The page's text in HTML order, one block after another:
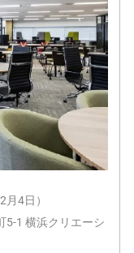
4日）
5-1 横浜クリエーシ